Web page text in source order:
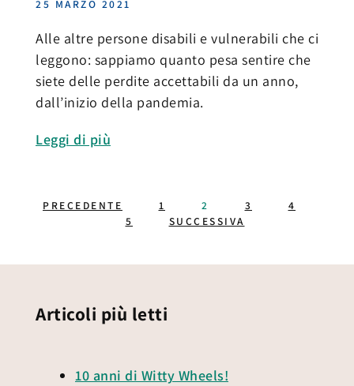
25 MARZO 2021
Alle altre persone disabili e vulnerabili che ci
leggono: sappiamo quanto pesa sentire che
siete delle perdite accettabili da un anno,
dall’inizio della pandemia.
Leggi di più
PRECEDENTE 1 2 3
4
5
SUCCESSIVA
Articoli più letti
10 anni di Witty Wheels!